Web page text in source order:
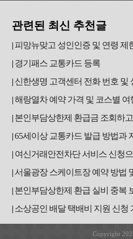
관련된 최신 추천글
피망뉴맞고 성인인증 및 연령 제
경기패스 교통카드 등록
신한생명 고객센터 전화 번호 및
해랑열차 예약 가격 및 코스별 여
본인부담상한제 환급금 조회하
65세이상 교통카드 발급 방법과
여신거래안전차단 서비스 신청
서울광장 스케이트장 예약 방법
본인부담상한제 환급 실비 중복
소상공인 배달 택배비 지원 신청
Copyright